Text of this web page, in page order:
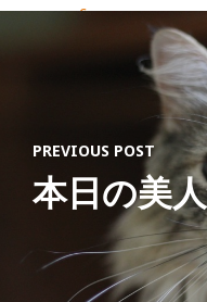
c
c
o
個
箱
PREVIOUS POST
本日の美